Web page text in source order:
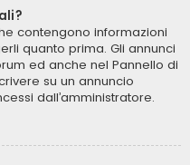
contengono informazioni
quanto prima. Gli annunci
ed anche nel Pannello di
su un annuncio
dall’amministratore.